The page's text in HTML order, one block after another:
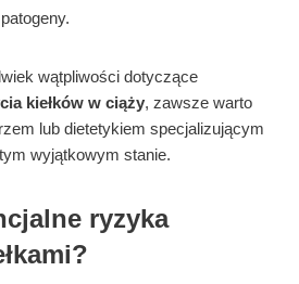
wątpliwości dotyczące
kiełków w ciąży, zawsze warto
lub dietetykiem specjalizującym
wyjątkowym stanie.
ryzyka